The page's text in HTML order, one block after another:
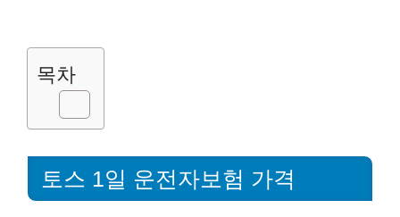
목차
토스 1일 운전자보험 가격